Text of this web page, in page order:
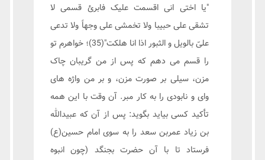
"یا اختی انی اقسمت علیک فابرئ قسمی لا
تشقی علی حبیبا ولا تخمشی علی وجهاً ولا تدعی
علیّ بالویل و الثبور اذا انا هلکت"(35)؛ خواهرم تو
را قسم می دهم که پس از من گریبان چاک
مزن، سیلی بر صورت مزن، و بر من واژه های
وای و نابودی را به کار مبر. آن وقت با این همه
تأکید کسی بیاید بگوید: پس از آن که عبیدالله
بن زیاد عمربن سعد را به سوی امام حسین(ع)
فرستاد تا با آن حضرت بجنگد (چون انبوه